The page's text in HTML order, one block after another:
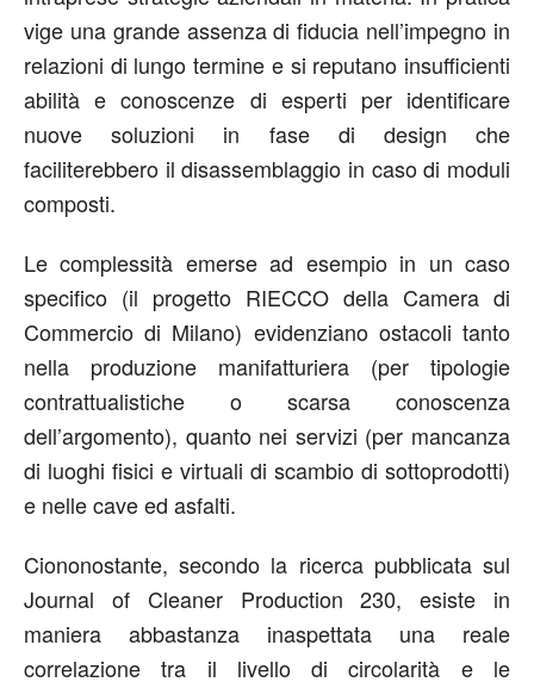
vige una grande assenza di fiducia nell’impegno in
relazioni di lungo termine e si reputano insufficienti
abilità e conoscenze di esperti per identificare
nuove soluzioni in fase di design che
faciliterebbero il disassemblaggio in caso di moduli
composti.
Le complessità emerse ad esempio in un caso
specifico (il progetto RIECCO della Camera di
Commercio di Milano) evidenziano ostacoli tanto
nella produzione manifatturiera (per tipologie
contrattualistiche o scarsa conoscenza
dell’argomento), quanto nei servizi (per mancanza
di luoghi fisici e virtuali di scambio di sottoprodotti)
e nelle cave ed asfalti.
Ciononostante, secondo la ricerca pubblicata sul
Journal of Cleaner Production 230, esiste in
maniera abbastanza inaspettata una reale
correlazione tra il livello di circolarità e le